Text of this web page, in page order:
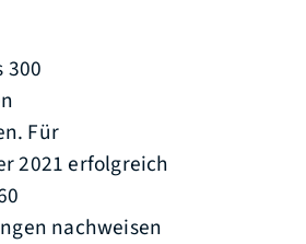
300
Für
2021 erfolgreich
nachweisen